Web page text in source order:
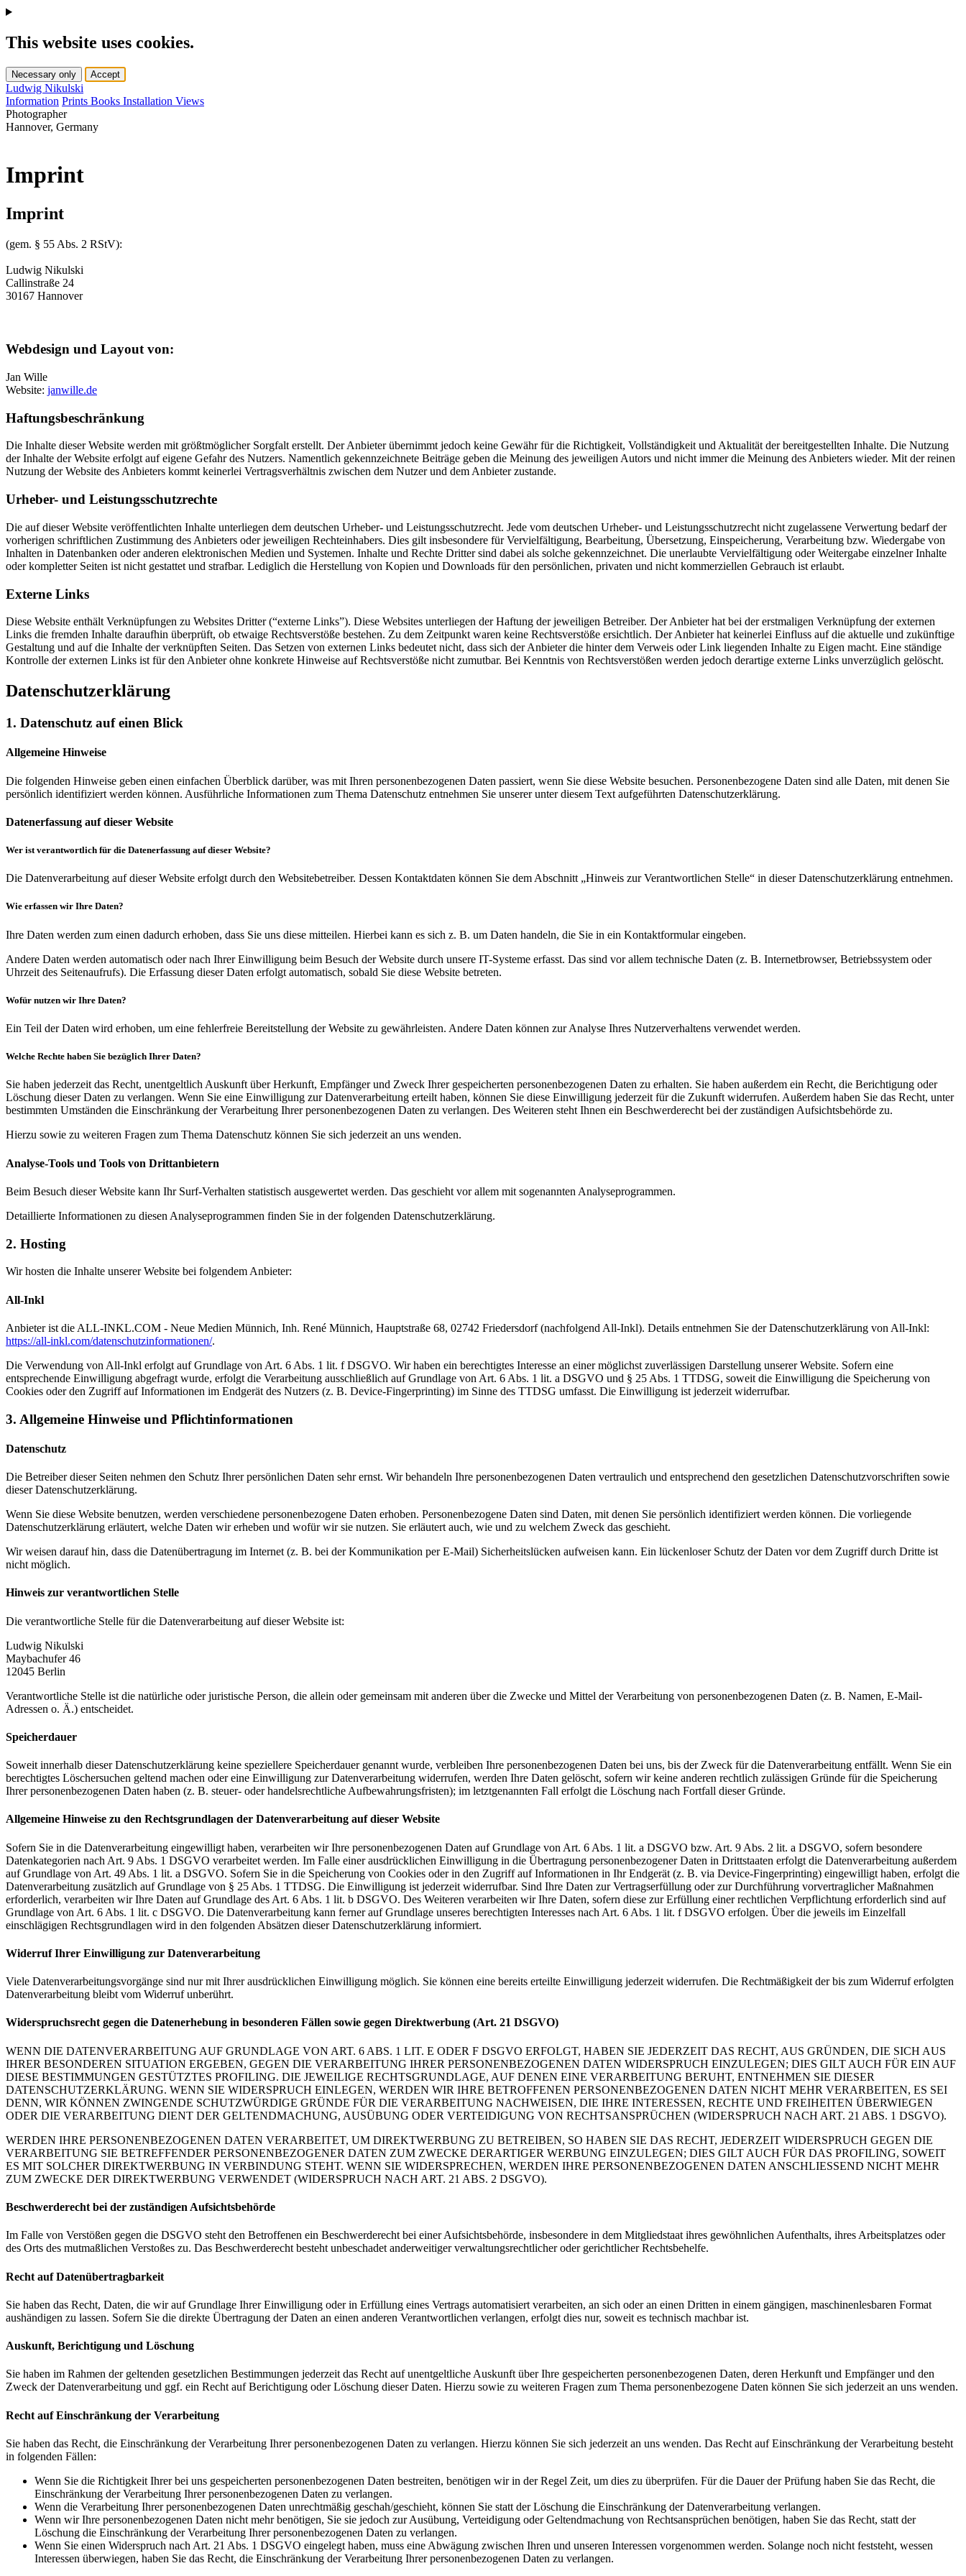
This website uses cookies.
Necessary only Accept
Ludwig Nikulski
Information Prints Books Installation Views
Photographer
Hannover, Germany
Imprint
Imprint
(gem. § 55 Abs. 2 RStV):
Ludwig Nikulski
Callinstraße 24
30167 Hannover
Webdesign und Layout von:
Jan Wille
Website: janwille.de
Haftungsbeschränkung
Die Inhalte dieser Website werden mit größtmöglicher Sorgfalt erstellt. Der Anbieter übernimmt jedoch keine Gewähr für die Richtigkeit, Vollständigkeit und Aktualität der bereitgestellten Inhalte. Die Nutzung
der Inhalte der Website erfolgt auf eigene Gefahr des Nutzers. Namentlich gekennzeichnete Beiträge geben die Meinung des jeweiligen Autors und nicht immer die Meinung des Anbieters wieder. Mit der reinen
Nutzung der Website des Anbieters kommt keinerlei Vertragsverhältnis zwischen dem Nutzer und dem Anbieter zustande.
Urheber- und Leistungsschutzrechte
Die auf dieser Website veröffentlichten Inhalte unterliegen dem deutschen Urheber- und Leistungsschutzrecht. Jede vom deutschen Urheber- und Leistungsschutzrecht nicht zugelassene Verwertung bedarf der
vorherigen schriftlichen Zustimmung des Anbieters oder jeweiligen Rechteinhabers. Dies gilt insbesondere für Vervielfältigung, Bearbeitung, Übersetzung, Einspeicherung, Verarbeitung bzw. Wiedergabe von
Inhalten in Datenbanken oder anderen elektronischen Medien und Systemen. Inhalte und Rechte Dritter sind dabei als solche gekennzeichnet. Die unerlaubte Vervielfältigung oder Weitergabe einzelner Inhalte
oder kompletter Seiten ist nicht gestattet und strafbar. Lediglich die Herstellung von Kopien und Downloads für den persönlichen, privaten und nicht kommerziellen Gebrauch ist erlaubt.
Externe Links
Diese Website enthält Verknüpfungen zu Websites Dritter (“externe Links”). Diese Websites unterliegen der Haftung der jeweiligen Betreiber. Der Anbieter hat bei der erstmaligen Verknüpfung der externen
Links die fremden Inhalte daraufhin überprüft, ob etwaige Rechtsverstöße bestehen. Zu dem Zeitpunkt waren keine Rechtsverstöße ersichtlich. Der Anbieter hat keinerlei Einfluss auf die aktuelle und zukünftige
Gestaltung und auf die Inhalte der verknüpften Seiten. Das Setzen von externen Links bedeutet nicht, dass sich der Anbieter die hinter dem Verweis oder Link liegenden Inhalte zu Eigen macht. Eine ständige
Kontrolle der externen Links ist für den Anbieter ohne konkrete Hinweise auf Rechtsverstöße nicht zumutbar. Bei Kenntnis von Rechtsverstößen werden jedoch derartige externe Links unverzüglich gelöscht.
Datenschutz­erklärung
1. Datenschutz auf einen Blick
Allgemeine Hinweise
Die folgenden Hinweise geben einen einfachen Überblick darüber, was mit Ihren personenbezogenen Daten passiert, wenn Sie diese Website besuchen. Personenbezogene Daten sind alle Daten, mit denen Sie
persönlich identifiziert werden können. Ausführliche Informationen zum Thema Datenschutz entnehmen Sie unserer unter diesem Text aufgeführten Datenschutzerklärung.
Datenerfassung auf dieser Website
Wer ist verantwortlich für die Datenerfassung auf dieser Website?
Die Datenverarbeitung auf dieser Website erfolgt durch den Websitebetreiber. Dessen Kontaktdaten können Sie dem Abschnitt „Hinweis zur Verantwortlichen Stelle“ in dieser Datenschutzerklärung entnehmen.
Wie erfassen wir Ihre Daten?
Ihre Daten werden zum einen dadurch erhoben, dass Sie uns diese mitteilen. Hierbei kann es sich z. B. um Daten handeln, die Sie in ein Kontaktformular eingeben.
Andere Daten werden automatisch oder nach Ihrer Einwilligung beim Besuch der Website durch unsere IT-Systeme erfasst. Das sind vor allem technische Daten (z. B. Internetbrowser, Betriebssystem oder
Uhrzeit des Seitenaufrufs). Die Erfassung dieser Daten erfolgt automatisch, sobald Sie diese Website betreten.
Wofür nutzen wir Ihre Daten?
Ein Teil der Daten wird erhoben, um eine fehlerfreie Bereitstellung der Website zu gewährleisten. Andere Daten können zur Analyse Ihres Nutzerverhaltens verwendet werden.
Welche Rechte haben Sie bezüglich Ihrer Daten?
Sie haben jederzeit das Recht, unentgeltlich Auskunft über Herkunft, Empfänger und Zweck Ihrer gespeicherten personenbezogenen Daten zu erhalten. Sie haben außerdem ein Recht, die Berichtigung oder
Löschung dieser Daten zu verlangen. Wenn Sie eine Einwilligung zur Datenverarbeitung erteilt haben, können Sie diese Einwilligung jederzeit für die Zukunft widerrufen. Außerdem haben Sie das Recht, unter
bestimmten Umständen die Einschränkung der Verarbeitung Ihrer personenbezogenen Daten zu verlangen. Des Weiteren steht Ihnen ein Beschwerderecht bei der zuständigen Aufsichtsbehörde zu.
Hierzu sowie zu weiteren Fragen zum Thema Datenschutz können Sie sich jederzeit an uns wenden.
Analyse-Tools und Tools von Dritt­anbietern
Beim Besuch dieser Website kann Ihr Surf-Verhalten statistisch ausgewertet werden. Das geschieht vor allem mit sogenannten Analyseprogrammen.
Detaillierte Informationen zu diesen Analyseprogrammen finden Sie in der folgenden Datenschutzerklärung.
2. Hosting
Wir hosten die Inhalte unserer Website bei folgendem Anbieter:
All-Inkl
Anbieter ist die ALL-INKL.COM - Neue Medien Münnich, Inh. René Münnich, Hauptstraße 68, 02742 Friedersdorf (nachfolgend All-Inkl). Details entnehmen Sie der Datenschutzerklärung von All-Inkl:
https://all-inkl.com/datenschutzinformationen/.
Die Verwendung von All-Inkl erfolgt auf Grundlage von Art. 6 Abs. 1 lit. f DSGVO. Wir haben ein berechtigtes Interesse an einer möglichst zuverlässigen Darstellung unserer Website. Sofern eine
entsprechende Einwilligung abgefragt wurde, erfolgt die Verarbeitung ausschließlich auf Grundlage von Art. 6 Abs. 1 lit. a DSGVO und § 25 Abs. 1 TTDSG, soweit die Einwilligung die Speicherung von
Cookies oder den Zugriff auf Informationen im Endgerät des Nutzers (z. B. Device-Fingerprinting) im Sinne des TTDSG umfasst. Die Einwilligung ist jederzeit widerrufbar.
3. Allgemeine Hinweise und Pflicht­informationen
Datenschutz
Die Betreiber dieser Seiten nehmen den Schutz Ihrer persönlichen Daten sehr ernst. Wir behandeln Ihre personenbezogenen Daten vertraulich und entsprechend den gesetzlichen Datenschutzvorschriften sowie
dieser Datenschutzerklärung.
Wenn Sie diese Website benutzen, werden verschiedene personenbezogene Daten erhoben. Personenbezogene Daten sind Daten, mit denen Sie persönlich identifiziert werden können. Die vorliegende
Datenschutzerklärung erläutert, welche Daten wir erheben und wofür wir sie nutzen. Sie erläutert auch, wie und zu welchem Zweck das geschieht.
Wir weisen darauf hin, dass die Datenübertragung im Internet (z. B. bei der Kommunikation per E-Mail) Sicherheitslücken aufweisen kann. Ein lückenloser Schutz der Daten vor dem Zugriff durch Dritte ist
nicht möglich.
Hinweis zur verantwortlichen Stelle
Die verantwortliche Stelle für die Datenverarbeitung auf dieser Website ist:
Ludwig Nikulski
Maybachufer 46
12045 Berlin
Verantwortliche Stelle ist die natürliche oder juristische Person, die allein oder gemeinsam mit anderen über die Zwecke und Mittel der Verarbeitung von personenbezogenen Daten (z. B. Namen, E-Mail-
Adressen o. Ä.) entscheidet.
Speicherdauer
Soweit innerhalb dieser Datenschutzerklärung keine speziellere Speicherdauer genannt wurde, verbleiben Ihre personenbezogenen Daten bei uns, bis der Zweck für die Datenverarbeitung entfällt. Wenn Sie ein
berechtigtes Löschersuchen geltend machen oder eine Einwilligung zur Datenverarbeitung widerrufen, werden Ihre Daten gelöscht, sofern wir keine anderen rechtlich zulässigen Gründe für die Speicherung
Ihrer personenbezogenen Daten haben (z. B. steuer- oder handelsrechtliche Aufbewahrungsfristen); im letztgenannten Fall erfolgt die Löschung nach Fortfall dieser Gründe.
Allgemeine Hinweise zu den Rechtsgrundlagen der Datenverarbeitung auf dieser Website
Sofern Sie in die Datenverarbeitung eingewilligt haben, verarbeiten wir Ihre personenbezogenen Daten auf Grundlage von Art. 6 Abs. 1 lit. a DSGVO bzw. Art. 9 Abs. 2 lit. a DSGVO, sofern besondere
Datenkategorien nach Art. 9 Abs. 1 DSGVO verarbeitet werden. Im Falle einer ausdrücklichen Einwilligung in die Übertragung personenbezogener Daten in Drittstaaten erfolgt die Datenverarbeitung außerdem
auf Grundlage von Art. 49 Abs. 1 lit. a DSGVO. Sofern Sie in die Speicherung von Cookies oder in den Zugriff auf Informationen in Ihr Endgerät (z. B. via Device-Fingerprinting) eingewilligt haben, erfolgt die
Datenverarbeitung zusätzlich auf Grundlage von § 25 Abs. 1 TTDSG. Die Einwilligung ist jederzeit widerrufbar. Sind Ihre Daten zur Vertragserfüllung oder zur Durchführung vorvertraglicher Maßnahmen
erforderlich, verarbeiten wir Ihre Daten auf Grundlage des Art. 6 Abs. 1 lit. b DSGVO. Des Weiteren verarbeiten wir Ihre Daten, sofern diese zur Erfüllung einer rechtlichen Verpflichtung erforderlich sind auf
Grundlage von Art. 6 Abs. 1 lit. c DSGVO. Die Datenverarbeitung kann ferner auf Grundlage unseres berechtigten Interesses nach Art. 6 Abs. 1 lit. f DSGVO erfolgen. Über die jeweils im Einzelfall
einschlägigen Rechtsgrundlagen wird in den folgenden Absätzen dieser Datenschutzerklärung informiert.
Widerruf Ihrer Einwilligung zur Datenverarbeitung
Viele Datenverarbeitungsvorgänge sind nur mit Ihrer ausdrücklichen Einwilligung möglich. Sie können eine bereits erteilte Einwilligung jederzeit widerrufen. Die Rechtmäßigkeit der bis zum Widerruf erfolgten
Datenverarbeitung bleibt vom Widerruf unberührt.
Widerspruchsrecht gegen die Datenerhebung in besonderen Fällen sowie gegen Direktwerbung (Art. 21 DSGVO)
WENN DIE DATENVERARBEITUNG AUF GRUNDLAGE VON ART. 6 ABS. 1 LIT. E ODER F DSGVO ERFOLGT, HABEN SIE JEDERZEIT DAS RECHT, AUS GRÜNDEN, DIE SICH AUS
IHRER BESONDEREN SITUATION ERGEBEN, GEGEN DIE VERARBEITUNG IHRER PERSONENBEZOGENEN DATEN WIDERSPRUCH EINZULEGEN; DIES GILT AUCH FÜR EIN AUF
DIESE BESTIMMUNGEN GESTÜTZTES PROFILING. DIE JEWEILIGE RECHTSGRUNDLAGE, AUF DENEN EINE VERARBEITUNG BERUHT, ENTNEHMEN SIE DIESER
DATENSCHUTZERKLÄRUNG. WENN SIE WIDERSPRUCH EINLEGEN, WERDEN WIR IHRE BETROFFENEN PERSONENBEZOGENEN DATEN NICHT MEHR VERARBEITEN, ES SEI
DENN, WIR KÖNNEN ZWINGENDE SCHUTZWÜRDIGE GRÜNDE FÜR DIE VERARBEITUNG NACHWEISEN, DIE IHRE INTERESSEN, RECHTE UND FREIHEITEN ÜBERWIEGEN
ODER DIE VERARBEITUNG DIENT DER GELTENDMACHUNG, AUSÜBUNG ODER VERTEIDIGUNG VON RECHTSANSPRÜCHEN (WIDERSPRUCH NACH ART. 21 ABS. 1 DSGVO).
WERDEN IHRE PERSONENBEZOGENEN DATEN VERARBEITET, UM DIREKTWERBUNG ZU BETREIBEN, SO HABEN SIE DAS RECHT, JEDERZEIT WIDERSPRUCH GEGEN DIE
VERARBEITUNG SIE BETREFFENDER PERSONENBEZOGENER DATEN ZUM ZWECKE DERARTIGER WERBUNG EINZULEGEN; DIES GILT AUCH FÜR DAS PROFILING, SOWEIT
ES MIT SOLCHER DIREKTWERBUNG IN VERBINDUNG STEHT. WENN SIE WIDERSPRECHEN, WERDEN IHRE PERSONENBEZOGENEN DATEN ANSCHLIESSEND NICHT MEHR
ZUM ZWECKE DER DIREKTWERBUNG VERWENDET (WIDERSPRUCH NACH ART. 21 ABS. 2 DSGVO).
Beschwerde­recht bei der zuständigen Aufsichts­behörde
Im Falle von Verstößen gegen die DSGVO steht den Betroffenen ein Beschwerderecht bei einer Aufsichtsbehörde, insbesondere in dem Mitgliedstaat ihres gewöhnlichen Aufenthalts, ihres Arbeitsplatzes oder
des Orts des mutmaßlichen Verstoßes zu. Das Beschwerderecht besteht unbeschadet anderweitiger verwaltungsrechtlicher oder gerichtlicher Rechtsbehelfe.
Recht auf Daten­übertrag­barkeit
Sie haben das Recht, Daten, die wir auf Grundlage Ihrer Einwilligung oder in Erfüllung eines Vertrags automatisiert verarbeiten, an sich oder an einen Dritten in einem gängigen, maschinenlesbaren Format
aushändigen zu lassen. Sofern Sie die direkte Übertragung der Daten an einen anderen Verantwortlichen verlangen, erfolgt dies nur, soweit es technisch machbar ist.
Auskunft, Berichtigung und Löschung
Sie haben im Rahmen der geltenden gesetzlichen Bestimmungen jederzeit das Recht auf unentgeltliche Auskunft über Ihre gespeicherten personenbezogenen Daten, deren Herkunft und Empfänger und den
Zweck der Datenverarbeitung und ggf. ein Recht auf Berichtigung oder Löschung dieser Daten. Hierzu sowie zu weiteren Fragen zum Thema personenbezogene Daten können Sie sich jederzeit an uns wenden.
Recht auf Einschränkung der Verarbeitung
Sie haben das Recht, die Einschränkung der Verarbeitung Ihrer personenbezogenen Daten zu verlangen. Hierzu können Sie sich jederzeit an uns wenden. Das Recht auf Einschränkung der Verarbeitung besteht
in folgenden Fällen:
Wenn Sie die Richtigkeit Ihrer bei uns gespeicherten personenbezogenen Daten bestreiten, benötigen wir in der Regel Zeit, um dies zu überprüfen. Für die Dauer der Prüfung haben Sie das Recht, die
Einschränkung der Verarbeitung Ihrer personenbezogenen Daten zu verlangen.
Wenn die Verarbeitung Ihrer personenbezogenen Daten unrechtmäßig geschah/geschieht, können Sie statt der Löschung die Einschränkung der Datenverarbeitung verlangen.
Wenn wir Ihre personenbezogenen Daten nicht mehr benötigen, Sie sie jedoch zur Ausübung, Verteidigung oder Geltendmachung von Rechtsansprüchen benötigen, haben Sie das Recht, statt der
Löschung die Einschränkung der Verarbeitung Ihrer personenbezogenen Daten zu verlangen.
Wenn Sie einen Widerspruch nach Art. 21 Abs. 1 DSGVO eingelegt haben, muss eine Abwägung zwischen Ihren und unseren Interessen vorgenommen werden. Solange noch nicht feststeht, wessen
Interessen überwiegen, haben Sie das Recht, die Einschränkung der Verarbeitung Ihrer personenbezogenen Daten zu verlangen.